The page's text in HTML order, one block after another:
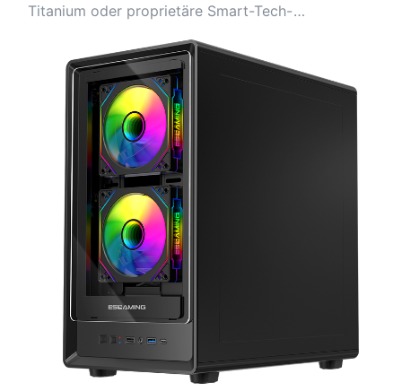
Titanium oder proprietäre Smart-Tech-
sicherzustellen.